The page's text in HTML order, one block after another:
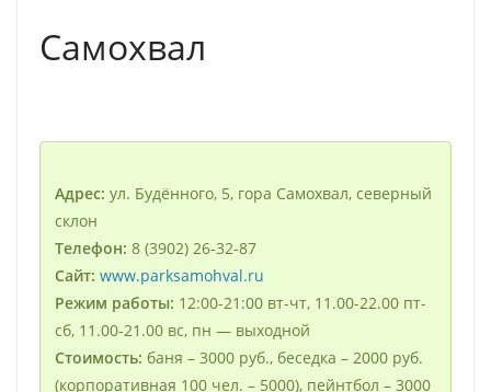
Сaмохвал
Адрес: ул. Будённого, 5, гора Сaмохвал, северный
склон
Телефон: 8 (3902) 26‑32-87
Сайт: www.parksamohval.ru
Рeжим рaботы: 12:00-21:00 вт-чт, 11.00-22.00 пт-
сб, 11.00-21.00 вс, пн — выходной
Стоимость: баня – 3000 руб., беседка – 2000 руб.
(корпоративная 100 чел. – 5000), пейнтбол – 3000